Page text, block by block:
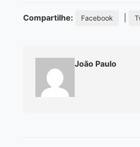
Compartilhe: Facebook
João Paulo